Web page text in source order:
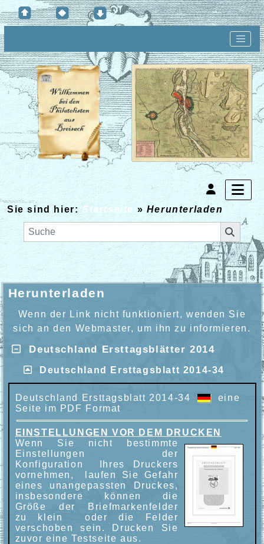
Sie sind hier: Startseite » Herunterladen
Herunterladen
Wenn der Link nicht funktioniert, wenden Sie
sich an den Webmaster, um ihn zu informieren.
Deutschland Ersttagsblätter 2014
Deutschland Ersttagsblatt 2014-34
Deutschland Ersttagsblatt 2014-34
eine
Seite im PDF Format
EINSTELLUNGEN VOR DEM DRUCKEN
Wenn Sie nicht bestimmte
Einstellungen der
Konfiguration Ihres Druckers
vornehmen, laufen Sie Gefahr
eines unangepassten Druckes,
insbesondere können die
Größe der Briefmarkenfelder
zu klein oder die Felder
verschoben sein. Drucken Sie
zuvor eine Testseite aus.